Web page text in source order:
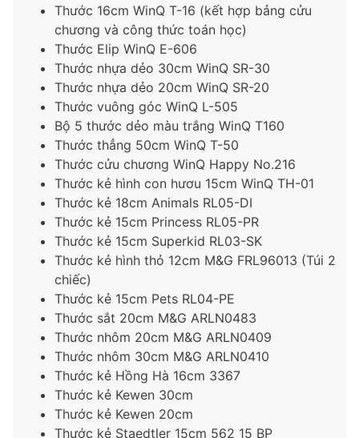
Thước 16cm WinQ T-16 (kết hợp bảng cửu
chương và công thức toán học)
Thước Elip WinQ E-606
Thước nhựa dẻo 30cm WinQ SR-30
Thước nhựa dẻo 20cm WinQ SR-20
Thước vuông góc WinQ L-505
Bộ 5 thước dẻo màu trắng WinQ T160
Thước thẳng 50cm WinQ T-50
Thước cửu chương WinQ Happy No.216
Thước kẻ hình con hươu 15cm WinQ TH-01
Thước kẻ 18cm Animals RL05-DI
Thước kẻ 15cm Princess RL05-PR
Thước kẻ 15cm Superkid RL03-SK
Thước kẻ hình thỏ 12cm M&G FRL96013 (Túi 2
chiếc)
Thước kẻ 15cm Pets RL04-PE
Thước sắt 20cm M&G ARLN0483
Thước nhôm 20cm M&G ARLN0409
Thước nhôm 30cm M&G ARLN0410
Thước kẻ Hồng Hà 16cm 3367
Thước kẻ Kewen 30cm
Thước kẻ Kewen 20cm
Thước kẻ Staedtler 15cm 562 15 BP